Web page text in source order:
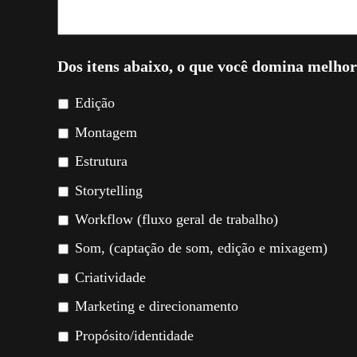
Dos itens abaixo, o que você domina
Edição
Montagem
Estrutura
Storytelling
Workflow (fluxo geral de trabalho)
Som, (captação de som, edição e mixagem)
Criatividade
Marketing e direcionamento
Propósito/identidade